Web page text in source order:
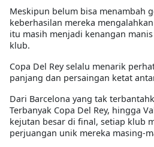
Meskipun belum bisa menambah
keberhasilan mereka
itu masih menjadi kenangan
klub.
Copa Del Rey selalu menarik
panjang dan persaingan ketat
Dari Barcelona yang tak
Terbanyak Copa Del Rey, hingga
kejutan besar di final, setiap klub
perjuangan unik mereka masing-